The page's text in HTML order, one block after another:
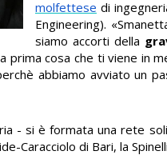
molfettese di
Engineering).
siamo accorti della
prima cosa che ti viene in
abbiamo avviato un
- si è formata una rete
Caracciolo di Bari, la